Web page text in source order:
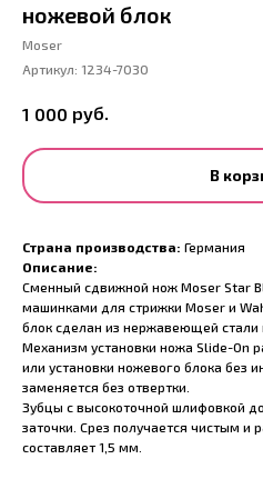
ножевой блок
Moser
Артикул: 1234-7030
1 000 руб.
В
Страна производства: Германия
Описание:
Сменный сдвижной нож Moser Star
машинками для стрижки Moser и
блок сделан из нержавеющей стали
Механизм установки ножа Slide-On
или установки ножевого блока без
заменяется без отвертки.
Зубцы с высокоточной шлифовкой
заточки. Срез получается чистым
составляет 1,5 мм.